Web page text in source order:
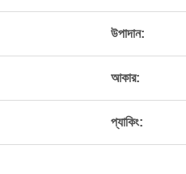
উপাদান:
আকার:
প্যাকিং: